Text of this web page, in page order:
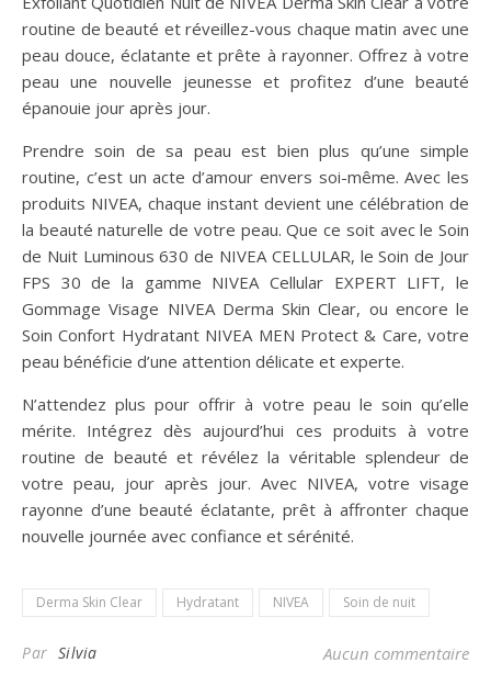
routine de beauté et réveillez-vous chaque matin avec une
peau douce, éclatante et prête à rayonner. Offrez à votre
peau une nouvelle jeunesse et profitez d’une beauté
épanouie jour après jour.
Prendre soin de sa peau est bien plus qu’une simple
routine, c’est un acte d’amour envers soi-même. Avec les
produits NIVEA, chaque instant devient une célébration de
la beauté naturelle de votre peau. Que ce soit avec le Soin
de Nuit Luminous 630 de NIVEA CELLULAR, le Soin de Jour
FPS 30 de la gamme NIVEA Cellular EXPERT LIFT, le
Gommage Visage NIVEA Derma Skin Clear, ou encore le
Soin Confort Hydratant NIVEA MEN Protect & Care, votre
peau bénéficie d’une attention délicate et experte.
N’attendez plus pour offrir à votre peau le soin qu’elle
mérite. Intégrez dès aujourd’hui ces produits à votre
routine de beauté et révélez la véritable splendeur de
votre peau, jour après jour. Avec NIVEA, votre visage
rayonne d’une beauté éclatante, prêt à affronter chaque
nouvelle journée avec confiance et sérénité.
Derma Skin Clear Hydratant NIVEA Soin de nuit
Par Silvia Aucun commentaire